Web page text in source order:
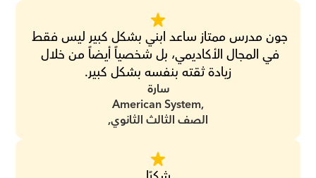
زيادة ثقته بنفسه بشكل كبير.
سارة
الصف الثالث الثانوي,
American System,